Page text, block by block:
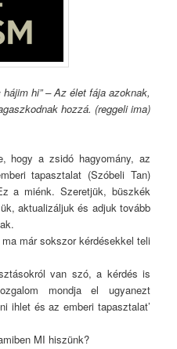
hájim hi” – Az élet fája azoknak,
hozzá. (reggeli ima)
hogy a zsidó hagyomány, az
tapasztalat (Szóbeli Tan)
a miénk. Szeretjük, büszkék
aktualizáljuk és adjuk tovább
már sokszor kérdésekkel teli
van szó, a kérdés is
mondja el ugyanezt
ihlet és az emberi tapasztalat’
MI hiszünk?